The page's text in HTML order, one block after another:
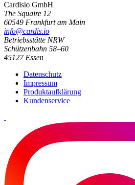
Cardisio GmbH
The Squaire 12
60549 Frankfurt am Main
info@cardis.io
Betriebsstätte NRW
Schützenbahn 58–60
45127 Essen
Datenschutz
Impressum
Produktaufklärung
Kundenservice